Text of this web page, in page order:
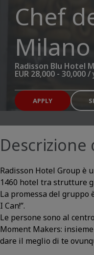
Chef
Milano
EUR 28,000 - 30,000
Radisson Blu Hotel
APPLY
Descrizione
Radisson Hotel Group è
1460 hotel tra strutture
La promessa del gruppo
I Can!”.
Le persone sono al
Moment Makers:
dare il meglio di te